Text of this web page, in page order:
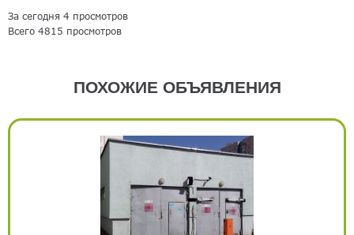
За сегодня 4 просмотров
Всего 4815 просмотров
ПОХОЖИЕ ОБЪЯВЛЕНИЯ